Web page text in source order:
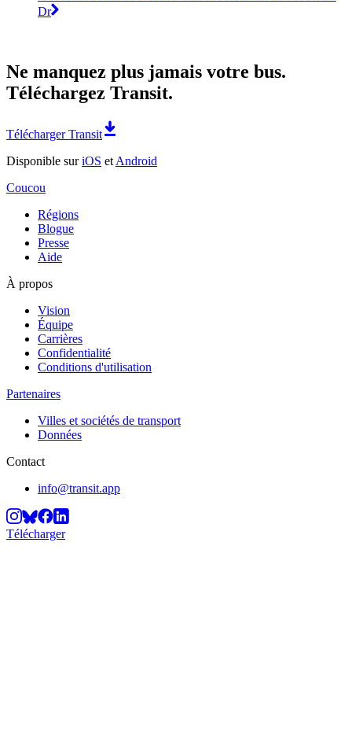
Dr
Ne manquez plus jamais votre bus.
Téléchargez Transit.
Télécharger Transit
Disponible suriOS et Android
Coucou
Régions
Blogue
Presse
Aide
À propos
Vision
Équipe
Carrières
Confidentialité
Conditions d'utilisation
Partenaires
Villes et sociétés de transport
Données
Contact
info@transit.app
Télécharger